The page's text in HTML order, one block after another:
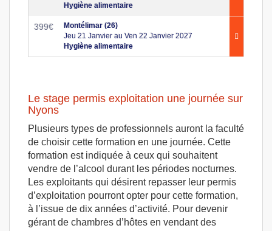
Hygiène alimentaire
399€
Montélimar (26)
Jeu 21 Janvier au Ven 22 Janvier 2027
Hygiène alimentaire
Le stage permis exploitation une journée sur
Nyons
Plusieurs types de professionnels auront la faculté
de choisir cette formation en une journée. Cette
formation est indiquée à ceux qui souhaitent
vendre de l’alcool durant les périodes nocturnes.
Les exploitants qui désirent repasser leur permis
d’exploitation pourront opter pour cette formation,
à l’issue de dix années d’activité. Pour devenir
gérant de chambres d’hôtes en vendant des